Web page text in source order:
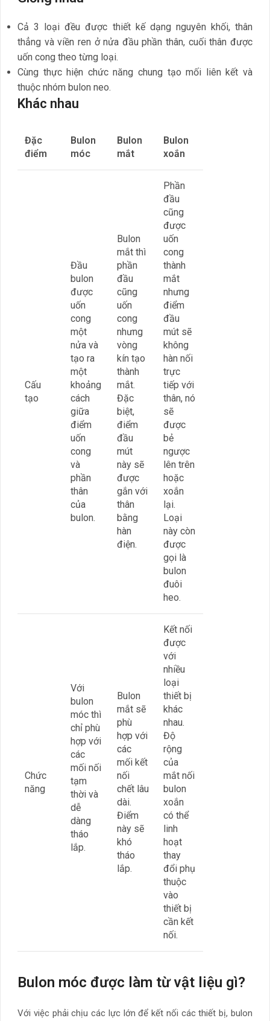
Cả 3 loại đều được thiết kế dạng nguyên khối, thân
thẳng và viền ren ở nửa đầu phần thân, cuối thân được
uốn cong theo từng loại.
Cùng thực hiện chức năng chung tạo mối liên kết và
thuộc nhóm bulon neo.
Khác nhau
Đặc
điểm
Bulon
móc
Bulon
mắt
Bulon
xoắn
Cấu
tạo
Đầu
bulon
được
uốn
cong
một
nửa và
tạo ra
một
khoảng
cách
giữa
điểm
uốn
cong
và
phần
thân
của
bulon.
Bulon
mắt thì
phần
đầu
cũng
uốn
cong
nhưng
vòng
kín tạo
thành
mắt.
Đặc
biệt,
điểm
đầu
mút
này sẽ
được
gắn với
thân
bằng
hàn
điện.
Phần
đầu
cũng
được
uốn
cong
thành
mắt
nhưng
điểm
đầu
mút sẽ
không
hàn nối
trực
tiếp với
thân, nó
sẽ
được
bẻ
ngược
lên trên
hoặc
xoắn
lại.
Loại
này còn
được
gọi là
bulon
đuôi
heo.
Chức
năng
Với
bulon
móc thì
chỉ phù
hợp với
các
mối nối
tạm
thời và
dễ
dàng
tháo
lắp.
Bulon
mắt sẽ
phù
hợp với
các
mối kết
nối
chết lâu
dài.
Điểm
này sẽ
khó
tháo
lắp.
Kết nối
được
với
nhiều
loại
thiết bị
khác
nhau.
Độ
rộng
của
mắt nối
bulon
xoắn
có thể
linh
hoạt
thay
đổi phụ
thuộc
vào
thiết bị
cần kết
nối.
Bulon móc được làm từ vật liệu gì?
Với việc phải chịu các lực lớn để kết nối các thiết bị, bulon